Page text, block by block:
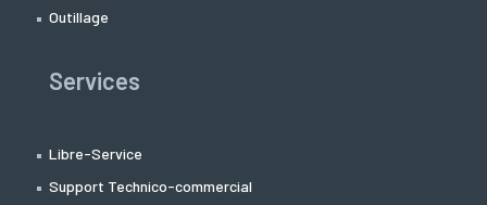
Outillage
Services
Libre-Service
Support Technico-commercial